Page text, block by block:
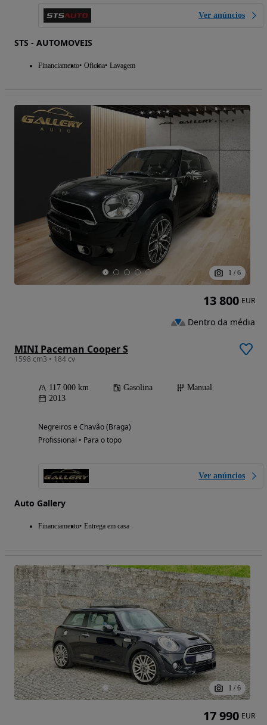
Ver anúncios
STS - AUTOMOVEIS
Financiamento Oficina Lavagem
1 / 6
MINI Paceman Cooper S
1598 cm3 • 184 cv
117 000 km Gasolina
Manual
2013
Negreiros e Chavão (Braga)
Profissional • Para o topo
Ver anúncios
Auto Gallery
Financiamento Entrega em casa
13 800 EUR
Dentro da média
1 / 6
17 990 EUR